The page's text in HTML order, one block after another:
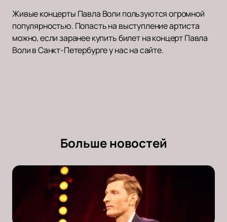
Живые концерты Павла Воли пользуются огромной
популярностью. Попасть на выступление артиста
можно, если заранее купить билет на концерт Павла
Воли в Санкт-Петербурге у нас на сайте.
Больше новостей